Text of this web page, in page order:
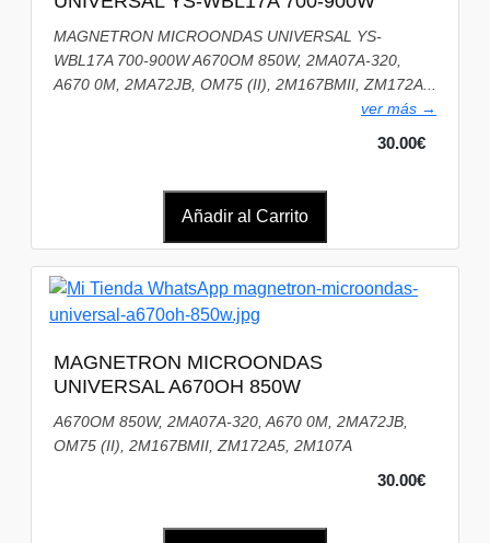
MAGNETRON MICROONDAS UNIVERSAL YS-
WBL17A 700-900W A670OM 850W, 2MA07A-320,
A670 0M, 2MA72JB, OM75 (II), 2M167BMII, ZM172A...
ver más →
30.00€
Añadir al Carrito
MAGNETRON MICROONDAS
UNIVERSAL A670OH 850W
A670OM 850W, 2MA07A-320, A670 0M, 2MA72JB,
OM75 (II), 2M167BMII, ZM172A5, 2M107A
30.00€